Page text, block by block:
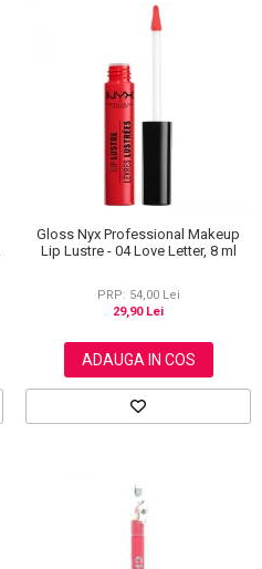
Gloss Nyx Professional Makeup
Lip Lustre - 04 Love Letter, 8 ml
PRP: 54,00 Lei
29,90 Lei
ADAUGA IN COS